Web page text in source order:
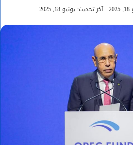
آخر تحديث: يونيو 18, 2025